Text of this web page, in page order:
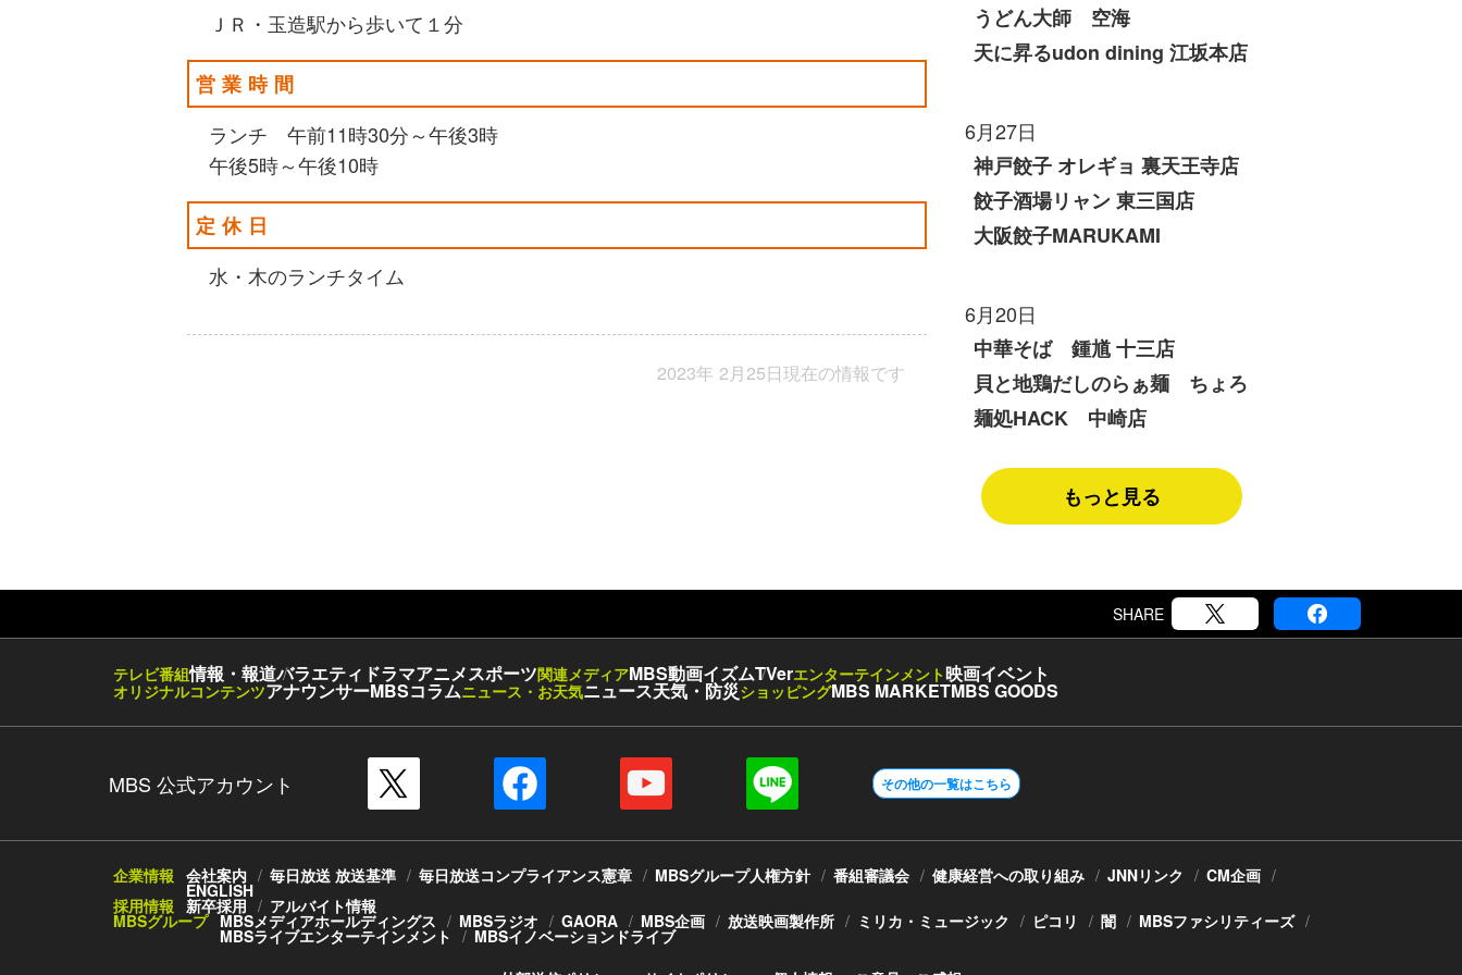
ＪＲ・玉造駅から歩いて１分
営業時間
ランチ 午前11時30分～午後3時
午後5時～午後10時
定休日
水・木のランチタイム
2023年 2月25日現在の情報です
うどん大師 空海
天に昇るudon dining 江坂本店
6月27日
神戸餃子 オレギョ 裏天王寺店
餃子酒場リャン 東三国店
大阪餃子MARUKAMI
6月20日
中華そば 鍾馗 十三店
貝と地鶏だしのらぁ麺 ちょろ
麺処HACK 中崎店
もっと見る
SHARE
テレビ番組情報・報道バラエティ ドラマアニメスポーツ関連メディアMBS動画イズムTVerエンターテインメント映画イベント
オリジナルコンテンツアナウンサーMBSコラムニュース・お天気ニュース天気・防災ショッピングMBS MARKETMBS GOODS
MBS 公式アカウント その他の一覧はこちら
企業情報 会社案内 毎日放送 放送基準 毎日放送コンプライアンス憲章 MBSグループ人権方針 番組審議会 健康経営への取り組み JNNリンク CM企画
ENGLISH
採用情報 新卒採用 アルバイト情報
MBSグループ MBSメディアホールディングス MBSラジオ GAORA MBS企画 放送映画製作所 ミリカ・ミュージック ピコリ 闇 MBSファシリティーズ
MBSライブエンターテインメント
MBSイノベーションドライブ